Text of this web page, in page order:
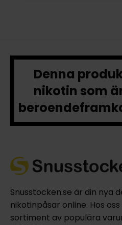
Denna
nikotin som
Snusstocken.se är din nya
nikotinpåsar online. Hos
sortiment av populära